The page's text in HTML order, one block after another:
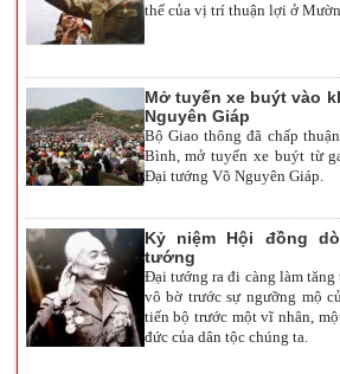
thế của vị trí thuận lợi ở
Mở tuyến xe buýt vào
Nguyên Giáp
Bộ Giao thông đã chấp
Bình, mở tuyến xe buýt từ
Đại tướng Võ Nguyên Giáp.
Kỷ niệm Hội đồng
tướng
Đại tướng ra đi càng làm
vô bờ trước sự ngưỡng mộ
tiến bộ trước một vĩ nhân,
đức của dân tộc chúng ta.